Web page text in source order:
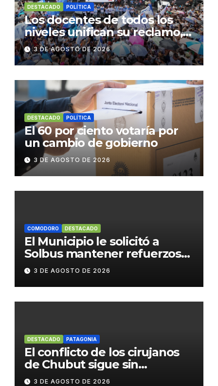
DESTACADO POLÍTICA
Los docentes de todos los
niveles unifican su reclamo,
paran y se movilizan
3 DE AGOSTO DE 2026
DESTACADO POLÍTICA
El 60 por ciento votaría por
un cambio de gobierno
3 DE AGOSTO DE 2026
COMODORO DESTACADO
El Municipio le solicitó a
Solbus mantener refuerzos
escolares y servicios
habituales
3 DE AGOSTO DE 2026
DESTACADO PATAGONIA
El conflicto de los cirujanos
de Chubut sigue sin
resolverse
3 DE AGOSTO DE 2026